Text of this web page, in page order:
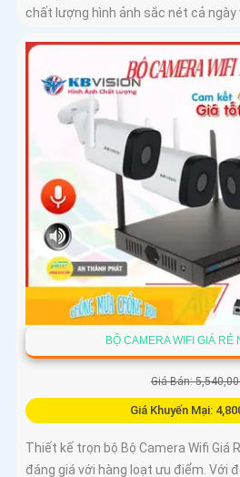
chất lượng hình ảnh sắc nét cả ngày
BỘ CAMERA WIFI GIÁ RẺ
Giá Bán:
Giá Khuyến Mại:
Thiết kế trọn bộ Bộ Camera Wifi Giá
đáng giá với hàng loạt ưu điểm. Với